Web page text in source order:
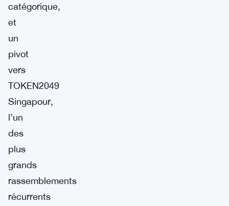
catégorique,
et
un
pivot
vers
TOKEN2049
Singapour,
l’un
des
plus
grands
rassemblements
récurrents